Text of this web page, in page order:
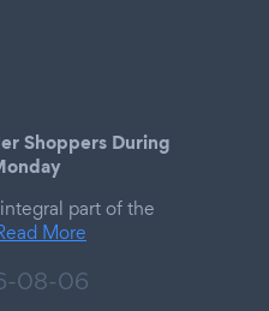
Shoppers During
part of the
More
08-06